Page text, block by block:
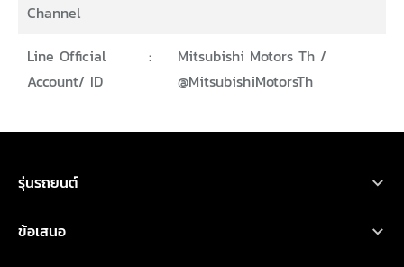
Channel
Line Official
Account/ ID
:
Mitsubishi Motors Th /
@MitsubishiMotorsTh
รุ่นรถยนต์
ข้อเสนอ